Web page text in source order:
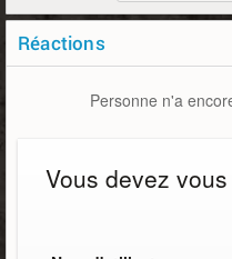
Réactions
Personne n'a
Vous devez